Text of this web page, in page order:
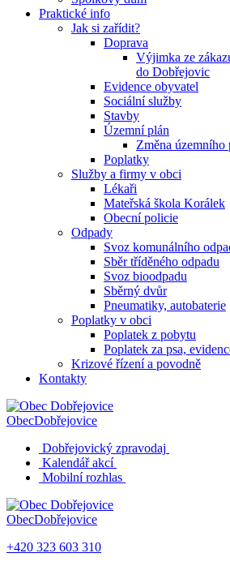
Praktické info
Jak si zařídit?
Doprava
Výjimka ze
do Dobřejovic
Evidence obyvatel
Sociální služby
Stavby
Územní plán
Změna územního
Poplatky
Služby a firmy v obci
Lékaři
Mateřská škola Korálek
Obecní policie
Odpady
Svoz komunálního
Sběr tříděného odpadu
Svoz bioodpadu
Sběrný dvůr
Pneumatiky, autobaterie
Poplatky v obci
Poplatek z pobytu
Poplatek za psa,
Krizové řízení a povodně
Kontakty
ObecDobřejovice
Dobřejovický zpravodaj
Kalendář akcí
Mobilní rozhlas
ObecDobřejovice
+420 323 603 310